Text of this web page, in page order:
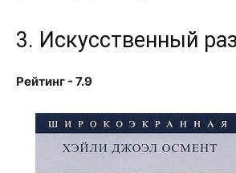
3. Искусственный
Рейтинг - 7.9